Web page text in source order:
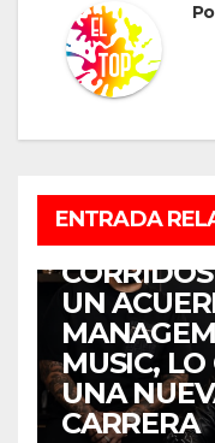
ENTRADA
UN
MUSIC, LO
UNA
CARRERA